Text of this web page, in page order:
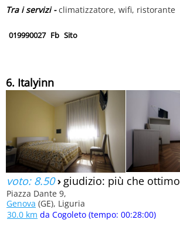
Tra i servizi -climatizzatore, wifi, ristorante
019990027 Fb Sito
6. Italyinn
voto: 8.50› giudizio: più che ottimo
Piazza Dante 9,
Genova (GE), Liguria
30.0 km da Cogoleto (tempo: 00:28:00)